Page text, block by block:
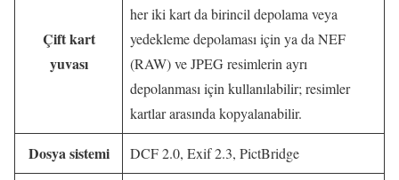
Çift kart
yuvası
her iki kart da birincil depolama veya
yedekleme depolaması için ya da NEF
(RAW) ve JPEG resimlerin ayrı
depolanması için kullanılabilir; resimler
kartlar arasında kopyalanabilir.
Dosya sistemi DCF 2.0, Exif 2.3, PictBridge